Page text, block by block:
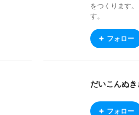
をつくります
す。
フォロー
だいこんぬき
フォロー